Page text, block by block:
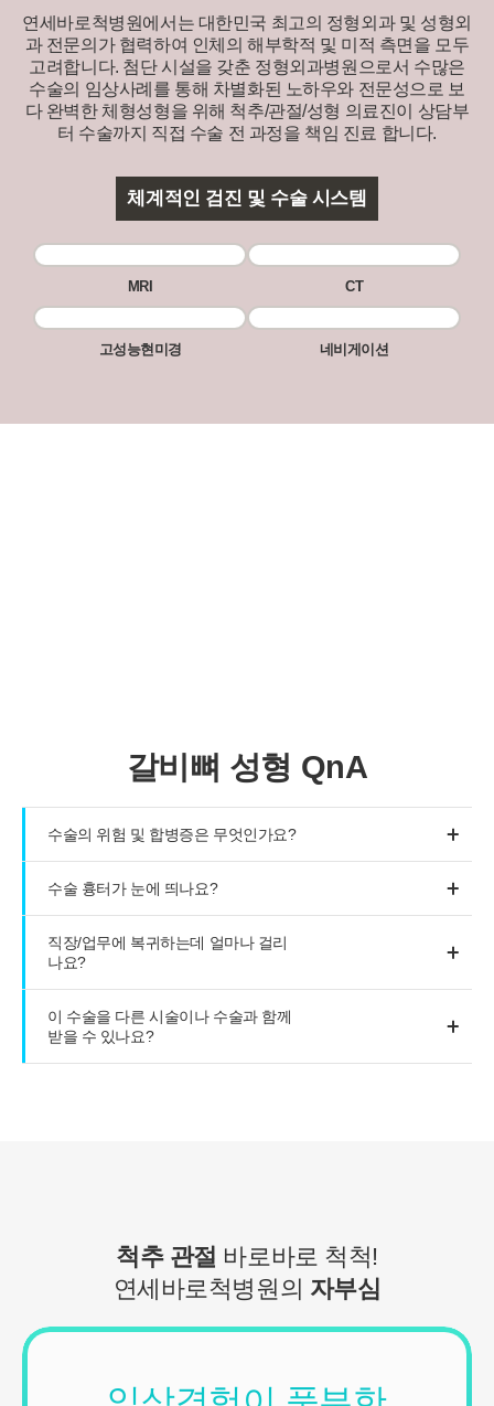
연세바로척병원에서는 대한민국 최고의 정형외과 및 성형외
과 전문의가 협력하여 인체의 해부학적 및 미적 측면을 모두
고려합니다. 첨단 시설을 갖춘 정형외과병원으로서 수많은
수술의 임상사례를 통해 차별화된 노하우와 전문성으로 보
다 완벽한 체형성형을 위해 척추/관절/성형 의료진이 상담부
터 수술까지 직접 수술 전 과정을 책임 진료 합니다.
체계적인 검진 및 수술 시스템
MRI CT
고성능현미경 네비게이션
갈비뼈 성형 QnA
수술의 위험 및 합병증은 무엇인가요?
수술 흉터가 눈에 띄나요?
직장/업무에 복귀하는데 얼마나 걸리
나요?
이 수술을 다른 시술이나 수술과 함께
받을 수 있나요?
척추 관절 바로바로 척척!
연세바로척병원의 자부심